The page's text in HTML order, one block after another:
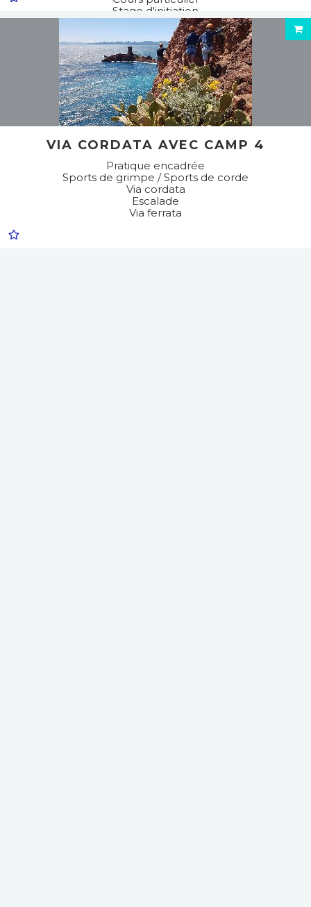
Stage d'initiation
Stage de perfectionnement
Atelier / Initiation / Découverte
Compétition/entrainement
Sports de grimpe / Sports de corde
Via cordata
Escalade
Via ferrata
VIA CORDATA AVEC CAMP 4
Pratique encadrée
Sports de grimpe / Sports de corde
Via cordata
Escalade
Via ferrata